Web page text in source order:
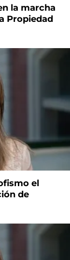
la marcha
Propiedad
el
de